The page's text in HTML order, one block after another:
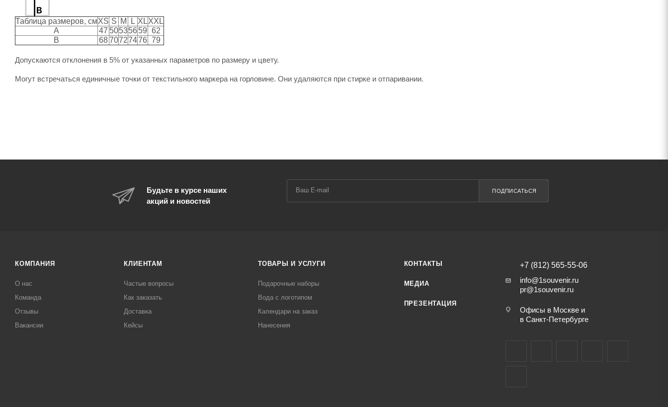
Таблица размеров, смXS S M L XLXXL
A
47 50535659 62
B
6870727476 79
Допускаются отклонения в 5% от указанных параметров по размеру и цвету.
Могут встречаться единичные точки от текстильного маркера на горловине. Они удаляются при стирке и отпаривании.
Будьте в курсе наших
акций и новостей
ПОДПИСАТЬСЯ
КОМПАНИЯ
О нас
Команда
Отзывы
Вакансии
КЛИЕНТАМ
Частые вопросы
Как заказать
Доставка
Кейсы
ТОВАРЫ И УСЛУГИ
Подарочные наборы
Вода с логотипом
Календари на заказ
Нанесения
КОНТАКТЫ
МЕДИА
ПРЕЗЕНТАЦИЯ
+7 (812) 565-55-06
info@1souvenir.ru
pr@1souvenir.ru
Офисы в Москве и
в Санкт-Петербурге